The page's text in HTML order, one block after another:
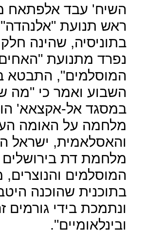
השיח' עבד אלפתאח
ראש תנועת "אלנהדה"
בתוניסיה, שהינה
נפרד מתנועת
המוסלמים", התבטא
השבוע ואמר כי "מה
במסגד אל-אקצאא'
מלחמה על האומה
והאסלאמית, ישראל
מלחמת דת בירושלים
המוסלמים והנוצרים,
בתוכנית שהוכנה
ונתמכת בידי גורמים
ובינלאומיים".